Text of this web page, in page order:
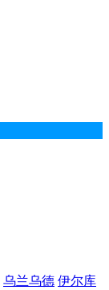
乌兰乌德 伊尔库